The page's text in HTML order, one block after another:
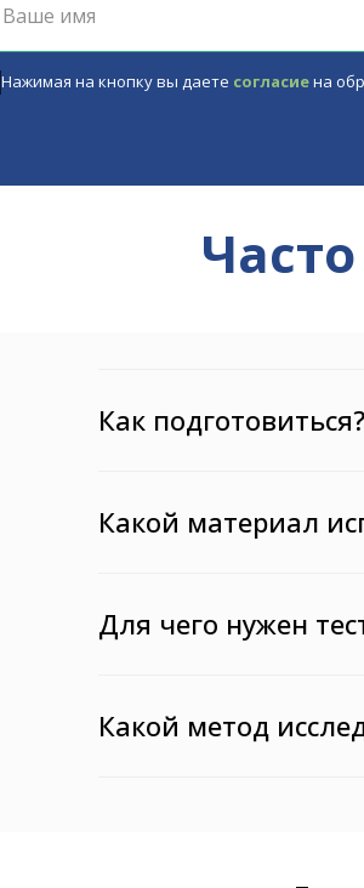
Нажимая на кнопку вы даете согласиена
Как подготовиться?
Какой материал
Для чего нужен
Какой метод